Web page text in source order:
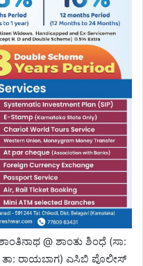
@ ಶಾಂತು ಶಿಂಧೆ (ಸಾ:
ರಾಯಬಾಗ) ಎಸಿಬಿ ಪೊಲೀಸ್